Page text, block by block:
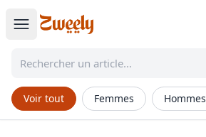
Voir tout Femmes Hommes